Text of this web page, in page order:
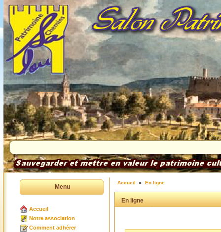
Menu
Accueil
Notre association
Comment adhérer
Accueil En ligne
En ligne